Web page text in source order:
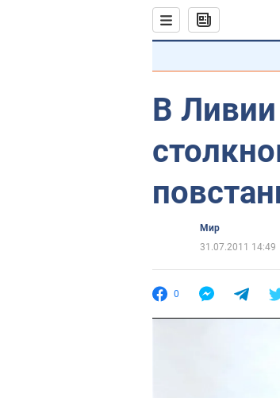
В
Мир
31.07.2011 14:49
0